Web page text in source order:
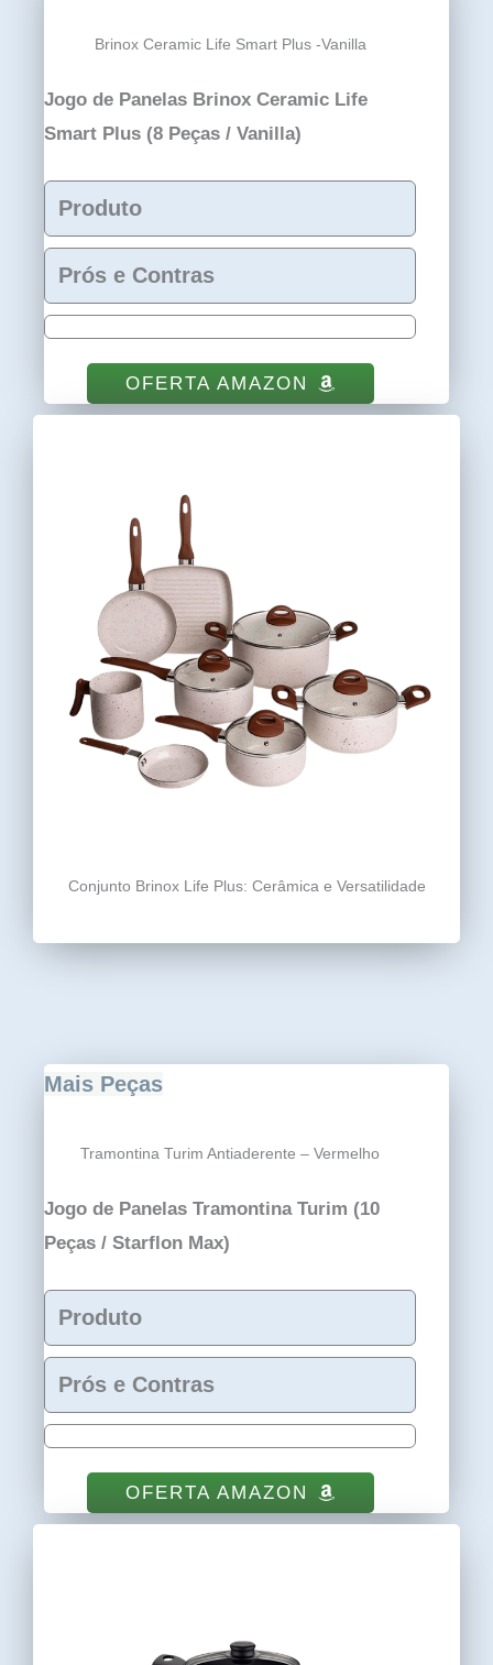
Brinox Ceramic Life Smart Plus -Vanilla
Jogo de Panelas Brinox Ceramic Life
Smart Plus (8 Peças / Vanilla)
Produto
Prós e Contras
OFERTA AMAZON
Conjunto Brinox Life Plus: Cerâmica e Versatilidade
Mais Peças
Tramontina Turim Antiaderente – Vermelho
Jogo de Panelas Tramontina Turim (10
Peças / Starflon Max)
Produto
Prós e Contras
OFERTA AMAZON